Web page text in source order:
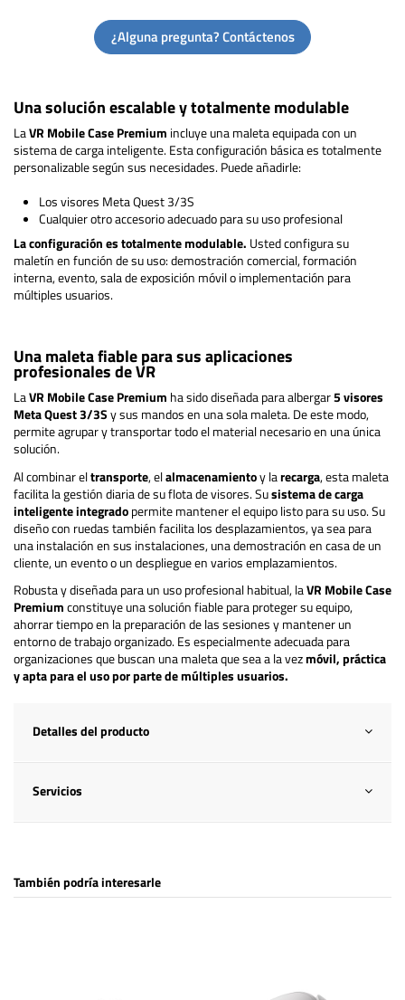
¿Alguna pregunta? Contáctenos
Una solución escalable y totalmente modulable
LaVR Mobile Case Premium incluye una maleta equipada con un
sistema de carga inteligente. Esta configuración básica es totalmente
personalizable según sus necesidades. Puede añadirle:
Los visores Meta Quest 3/3S
Cualquier otro accesorio adecuado para su uso profesional
La configuración es totalmente modulable. Usted configura su
maletín en función de su uso: demostración comercial, formación
interna, evento, sala de exposición móvil o implementación para
múltiples usuarios.
Una maleta fiable para sus aplicaciones
profesionales de VR
LaVR Mobile Case Premium ha sido diseñada para albergar5 visores
Meta Quest 3/3Sy sus mandos en una sola maleta. De este modo,
permite agrupar y transportar todo el material necesario en una única
solución.
Al combinar eltransporte, elalmacenamientoy larecarga, esta maleta
facilita la gestión diaria de su flota de visores. Susistema de carga
inteligenteintegradopermite mantener el equipo listo para su uso. Su
diseño con ruedas también facilita los desplazamientos, ya sea para
una instalación en sus instalaciones, una demostración en casa de un
cliente, un evento o un despliegue en varios emplazamientos.
Robusta y diseñada para un uso profesional habitual, laVR Mobile Case
Premiumconstituye una solución fiable para proteger su equipo,
ahorrar tiempo en la preparación de las sesiones y mantener un
entorno de trabajo organizado. Es especialmente adecuada para
organizaciones que buscan una maleta que sea a la vezmóvil, práctica
y apta para el uso por parte de múltiples usuarios.
Detalles del producto
Servicios
También podría interesarle